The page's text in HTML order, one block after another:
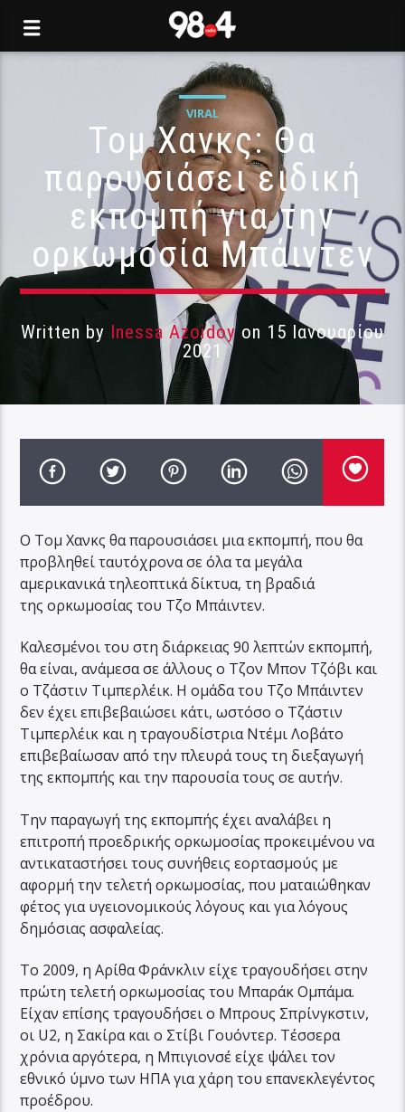
VIRAL
Τομ Χανκς: Θα
παρουσιάσει ειδική
εκπομπή για την
ορκωμοσία Μπάιντεν
Written by Inessa Azoidoyon 15 Ιανουαρίου
2021
Ο Τομ Χανκς θα παρουσιάσει μια εκπομπή, που θα
προβληθεί ταυτόχρονα σε όλα τα μεγάλα
αμερικανικά τηλεοπτικά δίκτυα, τη βραδιά
της ορκωμοσίας του Τζο Μπάιντεν.
Καλεσμένοι του στη διάρκειας 90 λεπτών εκπομπή,
θα είναι, ανάμεσα σε άλλους ο Τζον Μπον Τζόβι και
ο Τζάστιν Τιμπερλέικ. Η ομάδα του Τζο Μπάιντεν
δεν έχει επιβεβαιώσει κάτι, ωστόσο ο Τζάστιν
Τιμπερλέικ και η τραγουδίστρια Ντέμι Λοβάτο
επιβεβαίωσαν από την πλευρά τους τη διεξαγωγή
της εκπομπής και την παρουσία τους σε αυτήν.
Την παραγωγή της εκπομπής έχει αναλάβει η
επιτροπή προεδρικής ορκωμοσίας προκειμένου να
αντικαταστήσει τους συνήθεις εορτασμούς με
αφορμή την τελετή ορκωμοσίας, που ματαιώθηκαν
φέτος για υγειονομικούς λόγους και για λόγους
δημόσιας ασφαλείας.
Το 2009, η Αρίθα Φράνκλιν είχε τραγουδήσει στην
πρώτη τελετή ορκωμοσίας του Μπαράκ Ομπάμα.
Είχαν επίσης τραγουδήσει ο Μπρους Σπρίνγκστιν,
οι U2, η Σακίρα και ο Στίβι Γουόντερ. Τέσσερα
χρόνια αργότερα, η Μπιγιονσέ είχε ψάλει τον
εθνικό ύμνο των ΗΠΑ για χάρη του επανεκλεγέντος
προέδρου.